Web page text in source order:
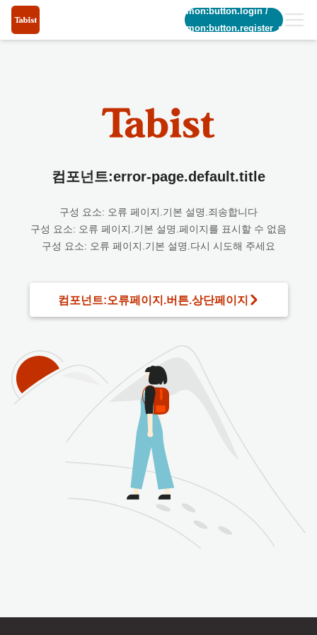
common:button.login/
common:button.register_short
컴포넌트:error-page.default.title
구성 요소: 오류 페이지.기본 설명.죄송합니다
구성 요소: 오류 페이지.기본 설명.페이지를 표시할 수 없음
구성 요소: 오류 페이지.기본 설명.다시 시도해 주세요
컴포넌트:오류페이지.버튼.상단페이지